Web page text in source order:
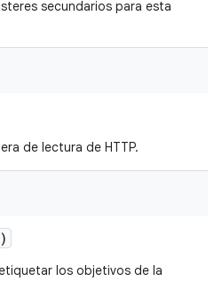
secundarios para esta
de lectura de HTTP.
los objetivos de la